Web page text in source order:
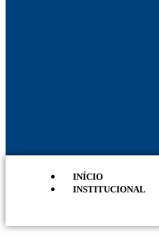
INÍCIO
INSTITUCIONAL